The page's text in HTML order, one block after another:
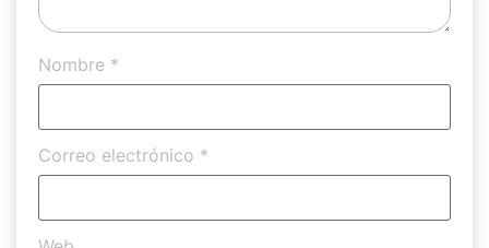
Nombre *
Correo electrónico *